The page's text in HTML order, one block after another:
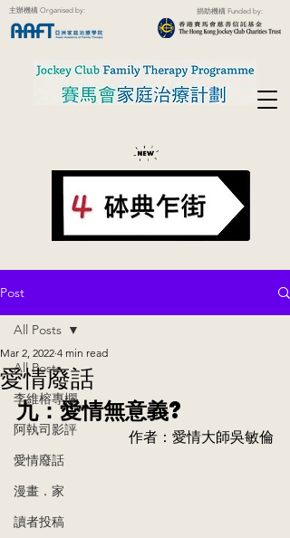
主辦機構 Organised by: 捐助機構 Funded by:
Post
All Posts
李維榕專欄
阿執司影評
愛情廢話
漫畫．家
讀者投稿
All Posts
愛情廢話
Mar 2, 2022 4 min read
九：愛情無意義?
作者：愛情大師吳敏倫